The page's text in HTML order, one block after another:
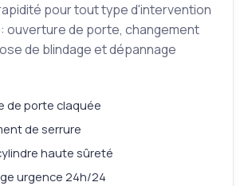
pour tout type d'intervention
ouverture de porte, changement
de blindage et dépannage
de porte claquée
de serrure
haute sûreté
urgence 24h/24